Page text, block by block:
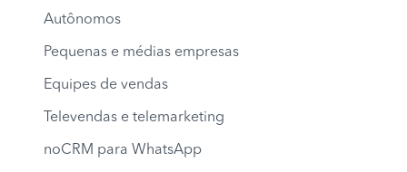
Autônomos
Pequenas e médias empresas
Equipes de vendas
Televendas e telemarketing
noCRM para WhatsApp